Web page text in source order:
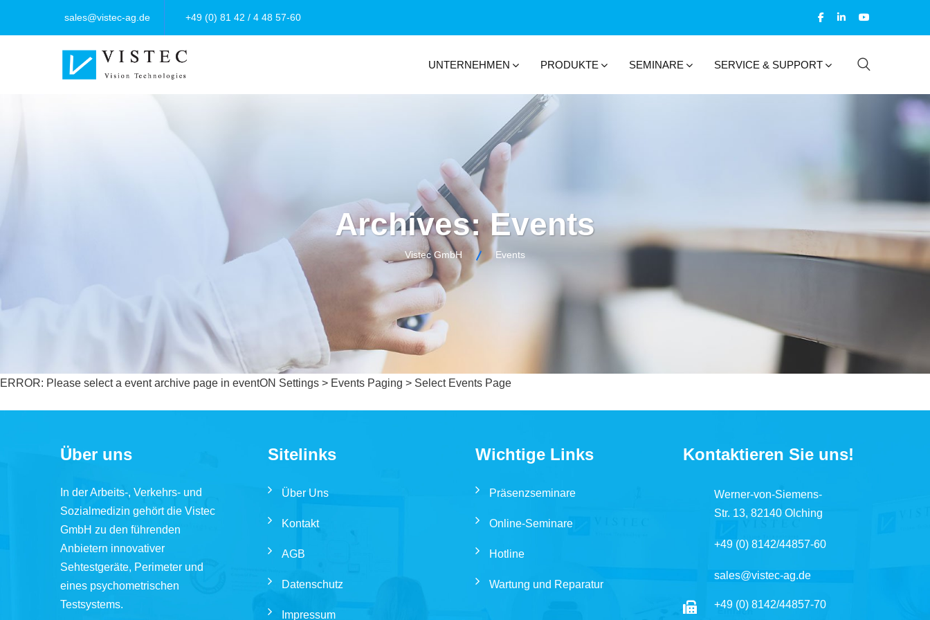
sales@vistec-ag.de +49 (0) 81 42 / 4 48 57-60
UNTERNEHMEN PRODUKTE SEMINARE SERVICE & SUPPORT
Archives:Events
Vistec GmbH Events
ERROR: Please select a event archive page in eventON Settings > Events Paging > Select Events Page
Über uns
In der Arbeits-, Verkehrs- und
Sozialmedizin gehört die Vistec
GmbH zu den führenden
Anbietern innovativer
Sehtestgeräte, Perimeter und
eines psychometrischen
Testsystems.
Sitelinks
Über Uns
Kontakt
AGB
Datenschutz
Impressum
Wichtige Links
Präsenzseminare
Online-Seminare
Hotline
Wartung und Reparatur
Kontaktieren Sie uns!
Werner-von-Siemens-
Str. 13, 82140 Olching
+49 (0) 8142/44857-60
sales@vistec-ag.de
+49 (0) 8142/44857-70